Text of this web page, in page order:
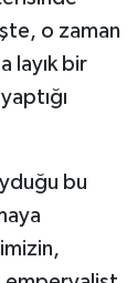
o zaman
layık bir
bu